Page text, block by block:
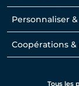
Personnaliser
Coopérations &
Tous les